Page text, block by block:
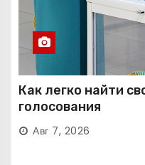
Как легко найти
голосования
Авг 7, 2026